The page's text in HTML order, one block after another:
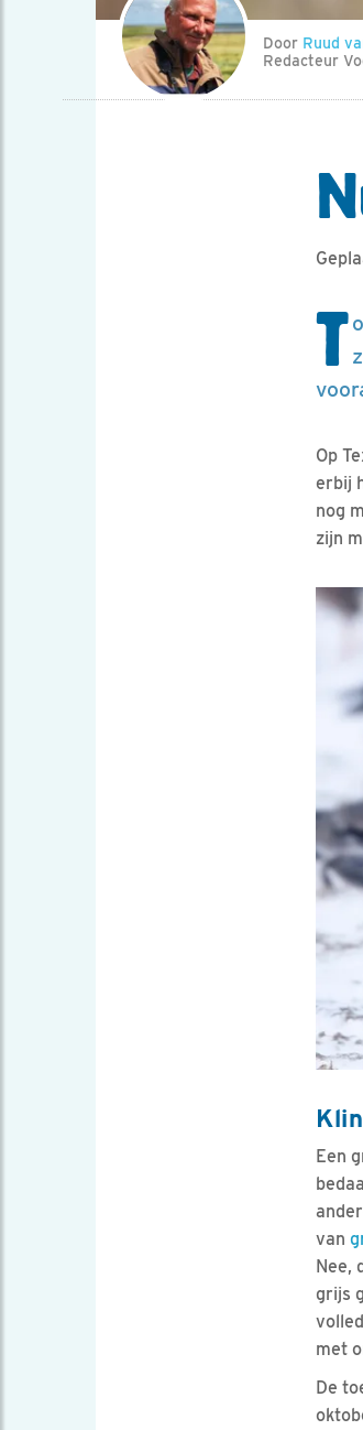
Door Ruud
Redacteur
T
Op
erbij
nog
zijn
Een
van
Nee,
grijs
met
De